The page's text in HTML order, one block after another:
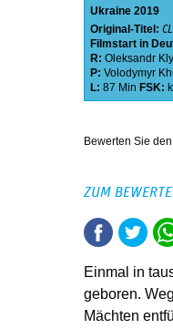
Ukraine 2019
Original-Titel:
Filmstart in
R: Oleksandr
P: Volodymyr
L: 87 Min FSK:
Bewerten Sie
ZUM
Einmal in
geboren.
Mächten